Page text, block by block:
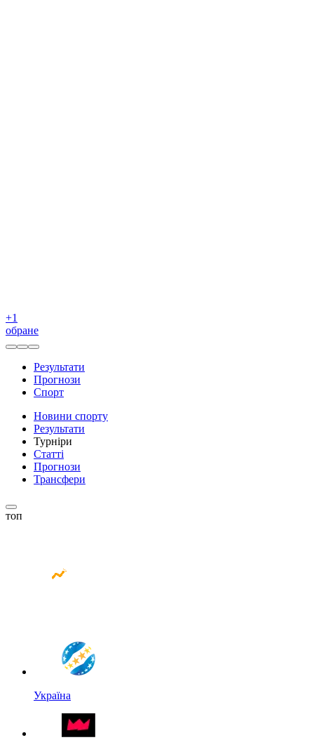
+1
обране
Результати
Прогнози
Спорт
Новини спорту
Результати
Турніри
Статті
Прогнози
Трансфери
топ
Україна